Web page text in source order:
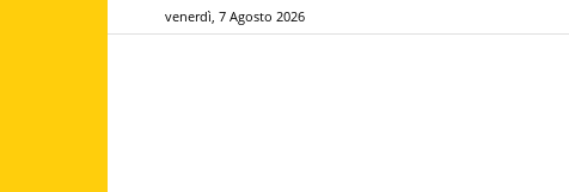
venerdì, 7 Agosto 2026